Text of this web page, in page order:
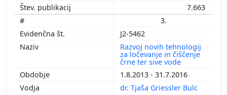
7.663
3.
J2-5462
Razvoj novih tehnologij
za ločevanje in čiščenje
črne ter sive vode
1.8.2013 - 31.7.2016
dr. Tjaša Griessler Bulc